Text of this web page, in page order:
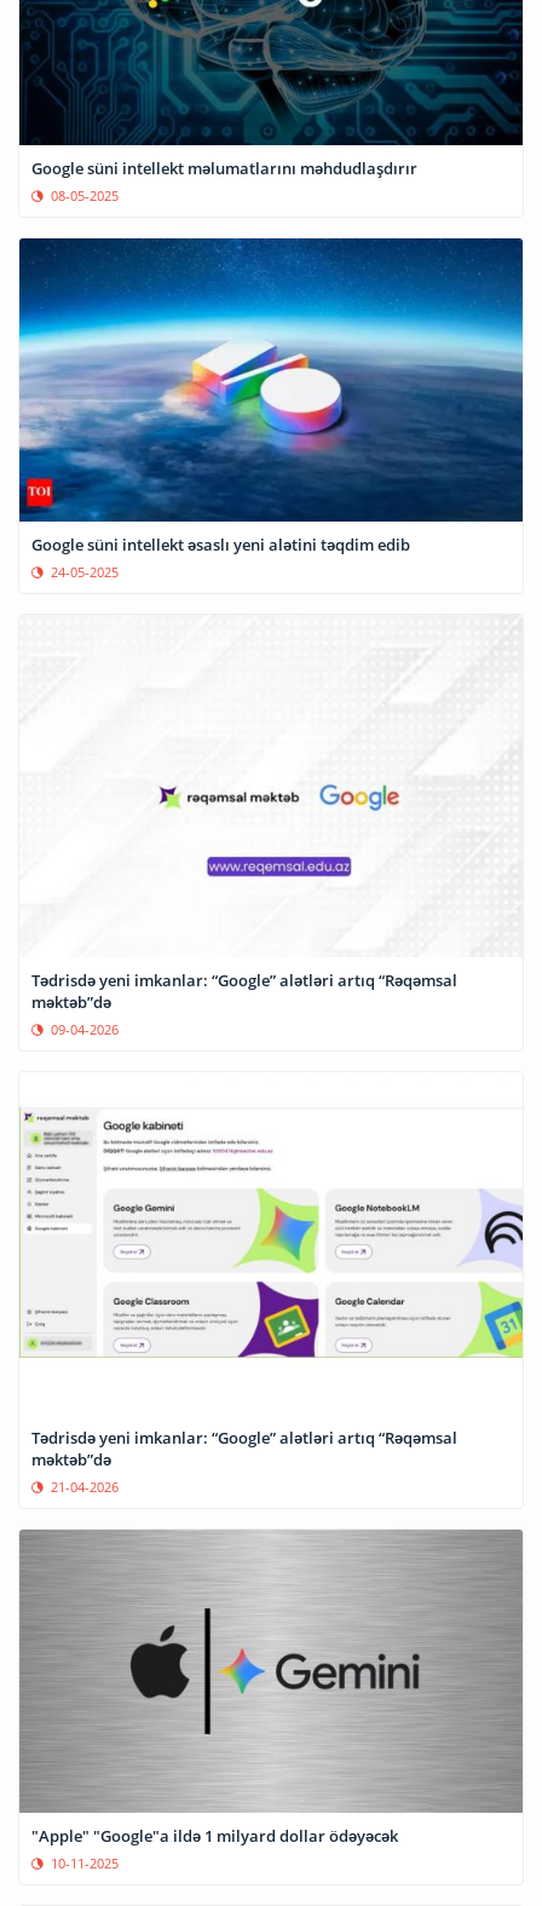
Google süni intellekt məlumatlarını məhdudlaşdırır
08-05-2025
Google süni intellekt əsaslı yeni alətini təqdim edib
24-05-2025
Tədrisdə yeni imkanlar: “Google” alətləri artıq “Rəqəmsal
məktəb”də
09-04-2026
Tədrisdə yeni imkanlar: “Google” alətləri artıq “Rəqəmsal
məktəb”də
21-04-2026
"Apple" "Google"a ildə 1 milyard dollar ödəyəcək
10-11-2025